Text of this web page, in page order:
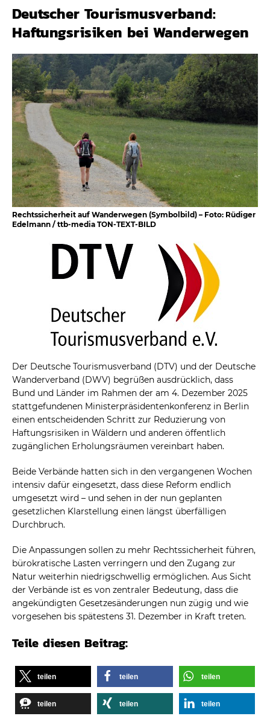
Deutscher Tourismusverband:
Haftungsrisiken bei Wanderwegen
Rechtssicherheit auf Wanderwegen (Symbolbild) – Foto: Rüdiger
Edelmann / ttb-media TON-TEXT-BILD
Der Deutsche Tourismusverband (DTV) und der Deutsche
Wanderverband (DWV) begrüßen ausdrücklich, dass
Bund und Länder im Rahmen der am 4. Dezember 2025
stattgefundenen Ministerpräsidentenkonferenz in Berlin
einen entscheidenden Schritt zur Reduzierung von
Haftungsrisiken in Wäldern und anderen öffentlich
zugänglichen Erholungsräumen vereinbart haben.
Beide Verbände hatten sich in den vergangenen Wochen
intensiv dafür eingesetzt, dass diese Reform endlich
umgesetzt wird – und sehen in der nun geplanten
gesetzlichen Klarstellung einen längst überfälligen
Durchbruch.
Die Anpassungen sollen zu mehr Rechtssicherheit führen,
bürokratische Lasten verringern und den Zugang zur
Natur weiterhin niedrigschwellig ermöglichen. Aus Sicht
der Verbände ist es von zentraler Bedeutung, dass die
angekündigten Gesetzesänderungen nun zügig und wie
vorgesehen bis spätestens 31. Dezember in Kraft treten.
Teile diesen Beitrag:
teilen teilen teilen
teilen teilen teilen